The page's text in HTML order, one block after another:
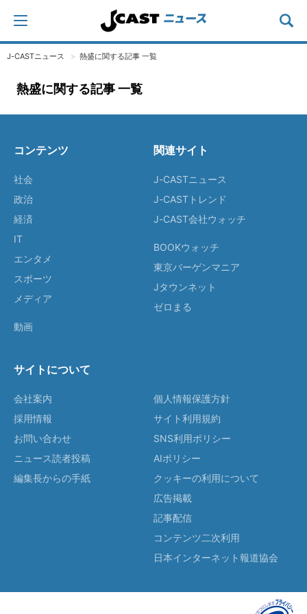
J-CASTニュース 熱盛に関する記事 一覧
熱盛に関する記事 一覧
コンテンツ
社会
政治
経済
IT
エンタメ
スポーツ
メディア
動画
関連サイト
J-CASTニュース
J-CASTトレンド
J-CAST会社ウォッチ
BOOKウォッチ
東京バーゲンマニア
Jタウンネット
ゼロまる
サイトについて
会社案内
採用情報
お問い合わせ
ニュース読者投稿
編集長からの手紙
個人情報保護方針
サイト利用規約
SNS利用ポリシー
AIポリシー
クッキーの利用について
広告掲載
記事配信
コンテンツ二次利用
日本インターネット報道協会